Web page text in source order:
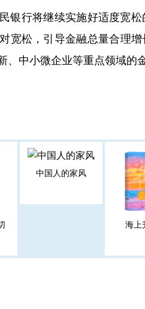
行将继续实施好适度宽松
宽松，引导金融总量合理
中小微企业等重点领域的
中国人的家风
海上